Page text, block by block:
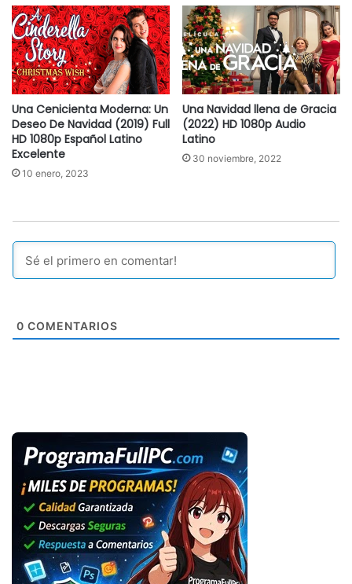
Una Cenicienta Moderna: Un
Deseo De Navidad (2019) Full
HD 1080p Español Latino
Excelente
10 enero, 2023
Una Navidad llena de Gracia
(2022) HD 1080p Audio
Latino
30 noviembre, 2022
0 COMENTARIOS